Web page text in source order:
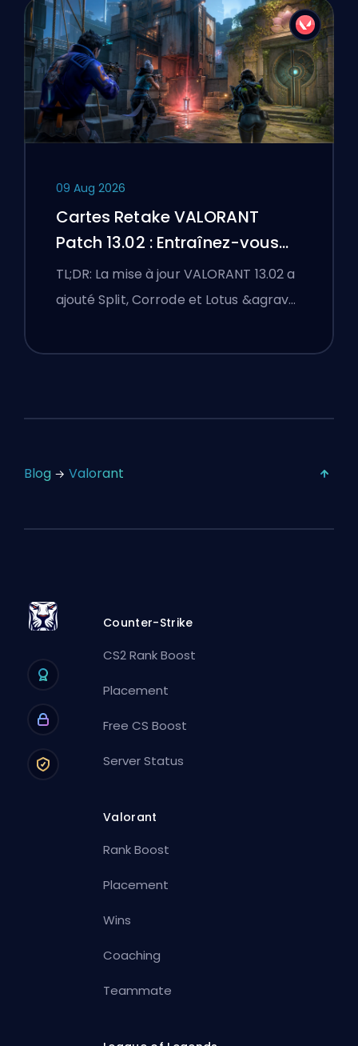
09 Aug 2026
Cartes Retake VALORANT
Patch 13.02 : Entraînez-vous
sur Split, Corrode et Lotus
TL;DR: La mise à jour VALORANT 13.02 a
ajouté Split, Corrode et Lotus &agrav…
Blog Valorant
Counter-Strike
CS2 Rank Boost
Placement
Free CS Boost
Server Status
Valorant
Rank Boost
Placement
Wins
Coaching
Teammate